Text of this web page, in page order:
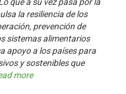
la resiliencia de los
prevención de
sistemas alimentarios
apoyo a los países para
y sostenibles que
more